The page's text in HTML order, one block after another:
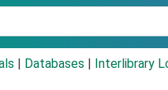
Databases Interlibrary